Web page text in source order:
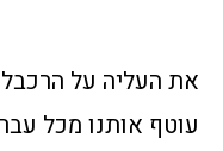
את העליה על
עוטף אותנו מכל